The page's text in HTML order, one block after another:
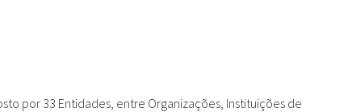
por 33 Entidades, entre Organizações, Instituições de